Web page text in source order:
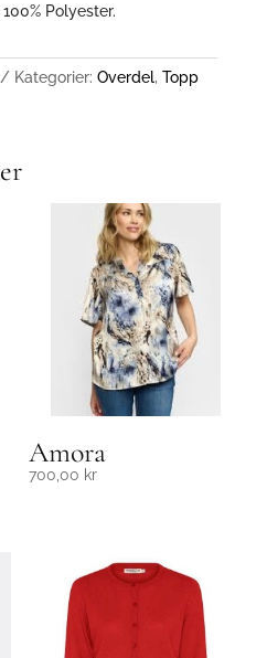
Polyester.
Kategorier: Overdel, Topp
Amora
700,00 kr